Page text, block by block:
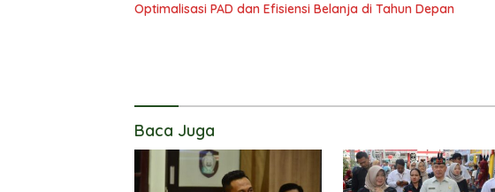
Optimalisasi PAD dan Efisiensi Belanja di Tahun Depan
Baca Juga